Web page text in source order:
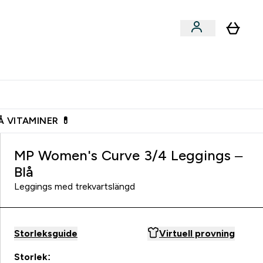
VITAMINER 💊
MP Women's Curve 3/4 Leggings –
Blå
Leggings med trekvartslängd
Storleksguide Virtuell provning
Storlek: